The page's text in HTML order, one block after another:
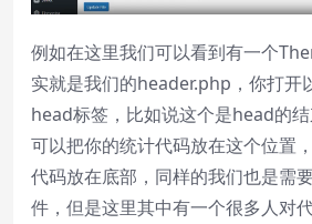
例如在这里我们可以看到有一个
实就是我们的header.php，你打开
head标签，比如说这个是head的
可以把你的统计代码放在这个位置
代码放在底部，同样的我们也是需
件，但是这里其中有一个很多人对